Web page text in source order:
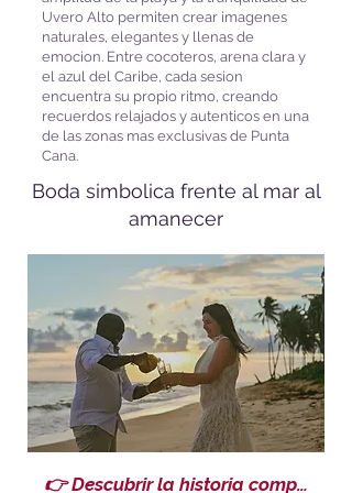
Uvero Alto permiten crear imagenes
naturales, elegantes y llenas de
emocion. Entre cocoteros, arena clara y
el azul del Caribe, cada sesion
encuentra su propio ritmo, creando
recuerdos relajados y autenticos en una
de las zonas mas exclusivas de Punta
Cana.
Boda simbolica frente al mar al
amanecer
👉 Descubrir la historia completa